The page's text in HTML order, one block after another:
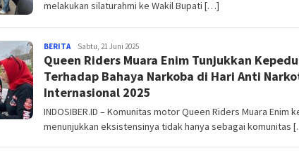
melakukan silaturahmi ke Wakil Bupati […]
BERITAIndo
Siber
Sabtu, 21 Juni 2025
Queen Riders Muara Enim Tunjukkan
Terhadap Bahaya Narkoba di Hari Anti
Internasional 2025
INDOSIBER.ID – Komunitas motor Queen Riders Muara Enim
menunjukkan eksistensinya tidak hanya sebagai komunitas